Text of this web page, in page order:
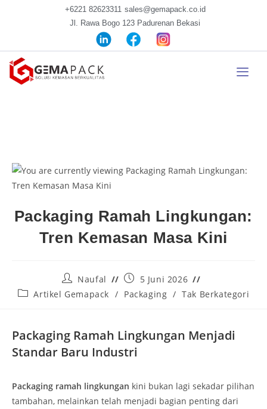
+6221 82623311 sales@gemapack.co.id
Jl. Rawa Bogo 123 Padurenan Bekasi
Packaging Ramah Lingkungan:
Tren Kemasan Masa Kini
Naufal
5 Juni 2026
Artikel Gemapack / Packaging / Tak Berkategori
Packaging Ramah Lingkungan Menjadi
Standar Baru Industri
Packaging ramah lingkungan kini bukan lagi sekadar pilihan
tambahan, melainkan telah menjadi bagian penting dari